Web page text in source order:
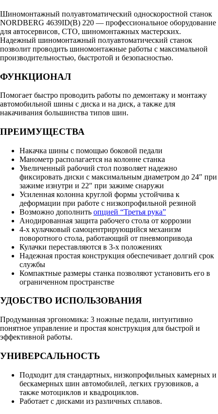
Шиномонтажный полуавтоматический односкоростной станок
NORDBERG 4639ID(B) 220 — профессиональное оборудование
для автосервисов, СТО, шиномонтажных мастерских.
Надежный шиномонтажный полуавтоматический станок
позволит проводить шиномонтажные работы с максимальной
производительностью, быстротой и безопасностью.
ФУНКЦИОНАЛ
Помогает быстро проводить работы по демонтажу и монтажу
автомобильной шины с диска и на диск, а также для
накачивания большинства типов шин.
ПРЕИМУЩЕСТВА
Накачка шины с помощью боковой педали
Манометр располагается на колонне станка
Увеличенный рабочий стол позволяет надежно
фиксировать диски с максимальным диаметром до 24″ при
зажиме изнутри и 22″ при зажиме снаружи
Усиленная колонна круглой формы устойчива к
деформации при работе с низкопрофильной резиной
Возможно дополнить опцией “Третья рука”
Анодированная защита рабочего стола от коррозии
4-х кулачковый самоцентрирующийся механизм
поворотного стола, работающий от пневмопривода
Кулачки переставляются в 3-х положениях
Надежная простая конструкция обеспечивает долгий срок
службы
Компактные размеры станка позволяют установить его в
ограниченном пространстве
УДОБСТВО ИСПОЛЬЗОВАНИЯ
Продуманная эргономика: 3 ножные педали, интуитивно
понятное управление и простая конструкция для быстрой и
эффективной работы.
УНИВЕРСАЛЬНОСТЬ
Подходит для стандартных, низкопрофильных камерных и
бескамерных шин автомобилей, легких грузовиков, а
также мотоциклов и квадроциклов.
Работает с дисками из различных сплавов.